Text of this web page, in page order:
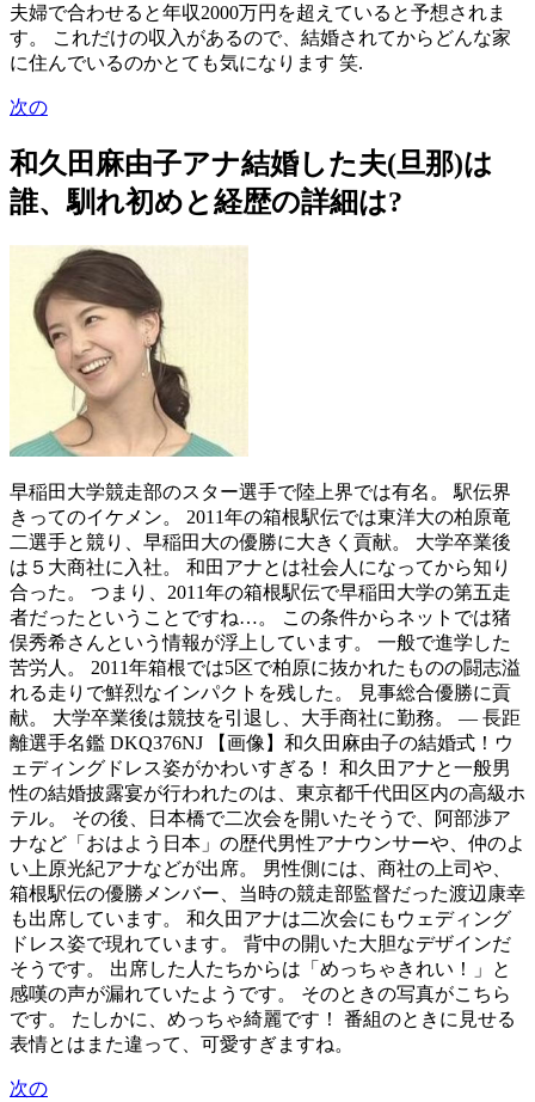
夫婦で合わせると年収2000万円を超えていると予想されま
す。 これだけの収入があるので、結婚されてからどんな家
に住んでいるのかとても気になります 笑.
次の
和久田麻由子アナ結婚した夫(旦那)は
誰、馴れ初めと経歴の詳細は?
早稲田大学競走部のスター選手で陸上界では有名。 駅伝界
きってのイケメン。 2011年の箱根駅伝では東洋大の柏原竜
二選手と競り、早稲田大の優勝に大きく貢献。 大学卒業後
は５大商社に入社。 和田アナとは社会人になってから知り
合った。 つまり、2011年の箱根駅伝で早稲田大学の第五走
者だったということですね…。 この条件からネットでは猪
俣秀希さんという情報が浮上しています。 一般で進学した
苦労人。 2011年箱根では5区で柏原に抜かれたものの闘志溢
れる走りで鮮烈なインパクトを残した。 見事総合優勝に貢
献。 大学卒業後は競技を引退し、大手商社に勤務。 — 長距
離選手名鑑 DKQ376NJ 【画像】和久田麻由子の結婚式！ウ
ェディングドレス姿がかわいすぎる！ 和久田アナと一般男
性の結婚披露宴が行われたのは、東京都千代田区内の高級ホ
テル。 その後、日本橋で二次会を開いたそうで、阿部渉ア
ナなど「おはよう日本」の歴代男性アナウンサーや、仲のよ
い上原光紀アナなどが出席。 男性側には、商社の上司や、
箱根駅伝の優勝メンバー、当時の競走部監督だった渡辺康幸
も出席しています。 和久田アナは二次会にもウェディング
ドレス姿で現れています。 背中の開いた大胆なデザインだ
そうです。 出席した人たちからは「めっちゃきれい！」と
感嘆の声が漏れていたようです。 そのときの写真がこちら
です。 たしかに、めっちゃ綺麗です！ 番組のときに見せる
表情とはまた違って、可愛すぎますね。
次の